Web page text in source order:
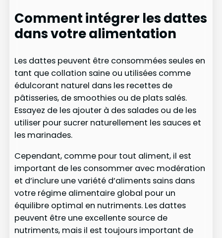
Comment intégrer les dattes
dans votre alimentation
Les dattes peuvent être consommées seules en
tant que collation saine ou utilisées comme
édulcorant naturel dans les recettes de
pâtisseries, de smoothies ou de plats salés.
Essayez de les ajouter à des salades ou de les
utiliser pour sucrer naturellement les sauces et
les marinades.
Cependant, comme pour tout aliment, il est
important de les consommer avec modération
et d’inclure une variété d’aliments sains dans
votre régime alimentaire global pour un
équilibre optimal en nutriments. Les dattes
peuvent être une excellente source de
nutriments, mais il est toujours important de